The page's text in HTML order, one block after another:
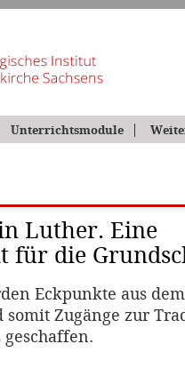
Unterrichtsmodule
Luther. Eine
für die
Eckpunkte aus
Zugänge zur